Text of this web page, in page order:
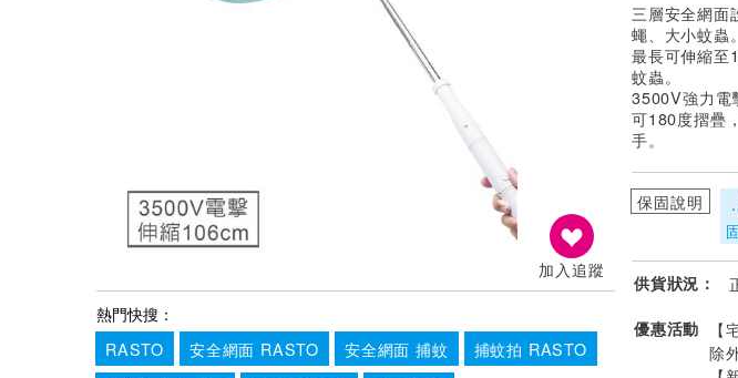
加入追蹤
熱門快搜：
RASTO
安全網面 RASTO 安全網面 捕蚊
捕蚊拍 RASTO
三層安全網面
蠅、大小蚊蟲。
最長可伸縮至
蚊蟲。
3500V強力電
可180度摺疊
手。
保固說明
供貨狀況：
優惠活動
除